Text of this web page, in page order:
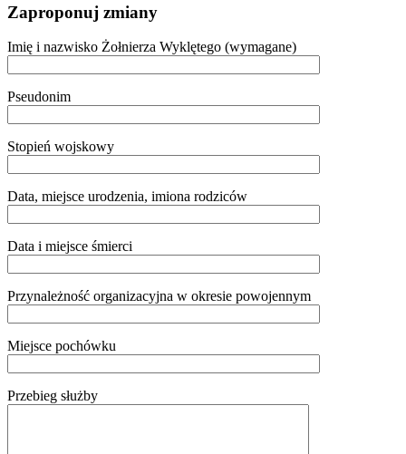
Zaproponuj zmiany
Imię i nazwisko Żołnierza Wyklętego (wymagane)
Pseudonim
Stopień wojskowy
Data, miejsce urodzenia, imiona rodziców
Data i miejsce śmierci
Przynależność organizacyjna w okresie powojennym
Miejsce pochówku
Przebieg służby